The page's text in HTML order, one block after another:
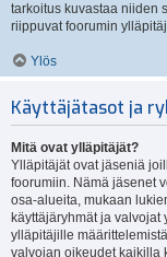
tarkoitus kuvastaa niiden
riippuvat foorumin
Ylös
Käyttäjätasot ja
Mitä ovat ylläpitäjät?
Ylläpitäjät ovat jäseniä
foorumiin. Nämä jäsenet
osa-alueita, mukaan
käyttäjäryhmät ja
ylläpitäjille
valvojan oikeudet kaikilla